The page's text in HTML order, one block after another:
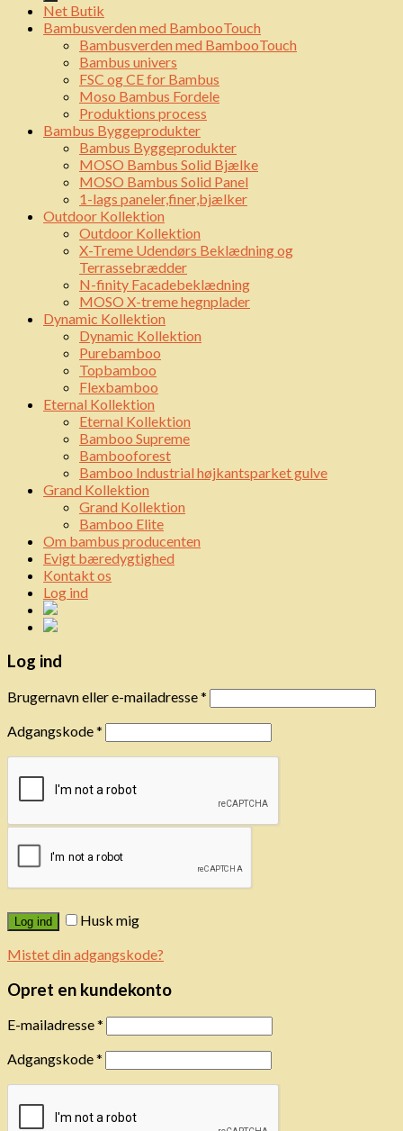
Net Butik
Bambusverden med BambooTouch
Bambusverden med BambooTouch
Bambus univers
FSC og CE for Bambus
Moso Bambus Fordele
Produktions process
Bambus Byggeprodukter
Bambus Byggeprodukter
MOSO Bambus Solid Bjælke
MOSO Bambus Solid Panel
1-lags paneler,finer,bjælker
Outdoor Kollektion
Outdoor Kollektion
X-Treme Udendørs Beklædning og
Terrassebrædder
N-finity Facadebeklædning
MOSO X-treme hegnplader
Dynamic Kollektion
Dynamic Kollektion
Purebamboo
Topbamboo
Flexbamboo
Eternal Kollektion
Eternal Kollektion
Bamboo Supreme
Bambooforest
Bamboo Industrial højkantsparket gulve
Grand Kollektion
Grand Kollektion
Bamboo Elite
Om bambus producenten
Evigt bæredygtighed
Kontakt os
Log ind
Log ind
Brugernavn eller e-mailadresse*
Adgangskode*
Log ind
Husk mig
Mistet din adgangskode?
Opret en kundekonto
E-mailadresse*
Adgangskode*